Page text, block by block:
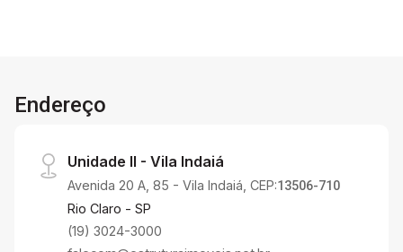
Endereço
Unidade II - Vila Indaiá
Avenida 20 A, 85 - Vila Indaiá, CEP:13506-710
Rio Claro - SP
(19) 3024-3000